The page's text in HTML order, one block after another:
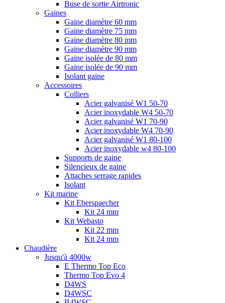
Buse de sortie Airtronic
Gaines
Gaine diamètre 60 mm
Gaine diamètre 75 mm
Gaine diamètre 80 mm
Gaine diamètre 90 mm
Gaine isolée de 80 mm
Gaine isolée de 90 mm
Isolant gaine
Accessoires
Colliers
Acier galvanisé W1 50-70
Acier inoxydable W4 50-70
Acier galvanisé W1 70-90
Acier inoxydable W4 70-90
Acier galvanisé W1 80-100
Acier inoxydable w4 80-100
Supports de gaine
Silencieux de gaine
Attaches serrage rapides
Isolant
Kit marine
Kit Eberspaecher
Kit 24 mm
Kit Webasto
Kit 22 mm
Kit 24 mm
Chaudière
Jusqu'à 4000w
E Thermo Top Eco
Thermo Top Evo 4
D4WS
D4WSC